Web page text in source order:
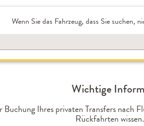
Wenn Sie das Fahrzeug, dass Sie suchen,
Wichtige
Buchung Ihres privaten Transfers nach
Rückfahrten